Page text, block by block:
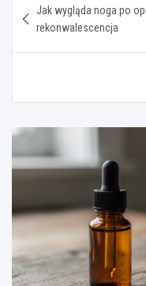
wpisu
Jak wygląda noga po
rekonwalescencja